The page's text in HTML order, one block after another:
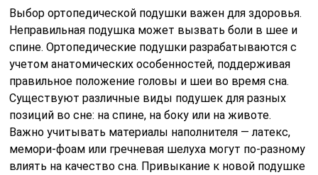
Выбор ортопедической подушки важен для здоровья.
Неправильная подушка может вызвать боли в шее и
спине. Ортопедические подушки разрабатываются с
учетом анатомических особенностей, поддерживая
правильное положение головы и шеи во время сна.
Существуют различные виды подушек для разных
позиций во сне: на спине, на боку или на животе.
Важно учитывать материалы наполнителя — латекс,
мемори-фоам или гречневая шелуха могут по-разному
влиять на качество сна. Привыкание к новой подушке